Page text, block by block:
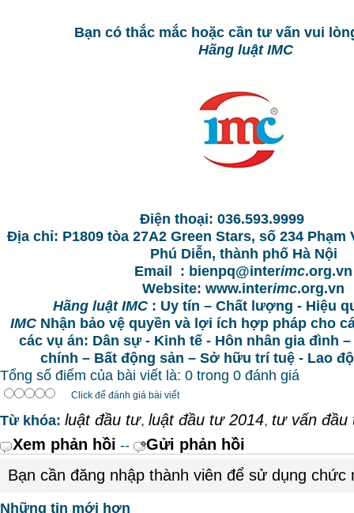
Bạn có thắc mắc hoặc cần tư vấn vui
Hãng luật IMC
Điện thoại: 036.593.9999
Địa chỉ: P1809 tòa 27A2 Green Stars, số 234
Phú Diễn, thành phố Hà Nội
Email : bienpq@interimc.org.vn
Website: www.interimc.org.vn
Hãng luật IMC: Uy tín – Chất lượng - Hiệu
IMC Nhận bảo vệ quyền và lợi ích hợp pháp cho
các vụ án: Dân sự - Kinh tế - Hôn nhân gia đình
chính – Bất động sản – Sở hữu trí tuệ - Lao
Tổng số điểm của bài viết là: 0 trong 0 đánh giá
Click để đánh giá bài viết
Từ khóa: luật đầu tư, luật đầu tư 2014, tư vấn đầu
Xem phản hồi --
Gửi phản hồi
Bạn cần đăng nhập thành viên để sử dụng chức
Những tin mới hơn